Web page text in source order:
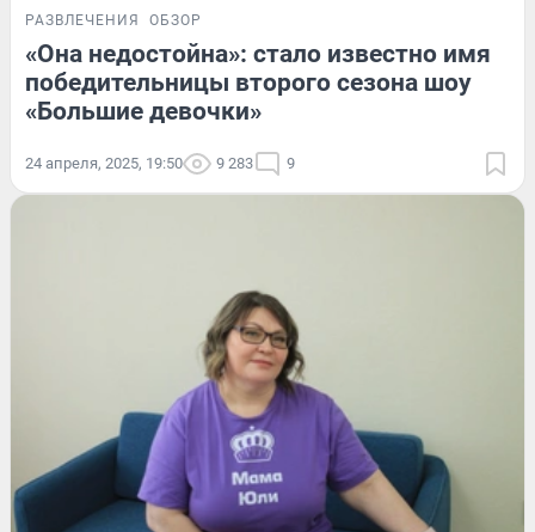
РАЗВЛЕЧЕНИЯ ОБЗОР
«Она недостойна»: стало известно имя
победительницы второго сезона шоу
«Большие девочки»
24 апреля, 2025, 19:50 9 283 9